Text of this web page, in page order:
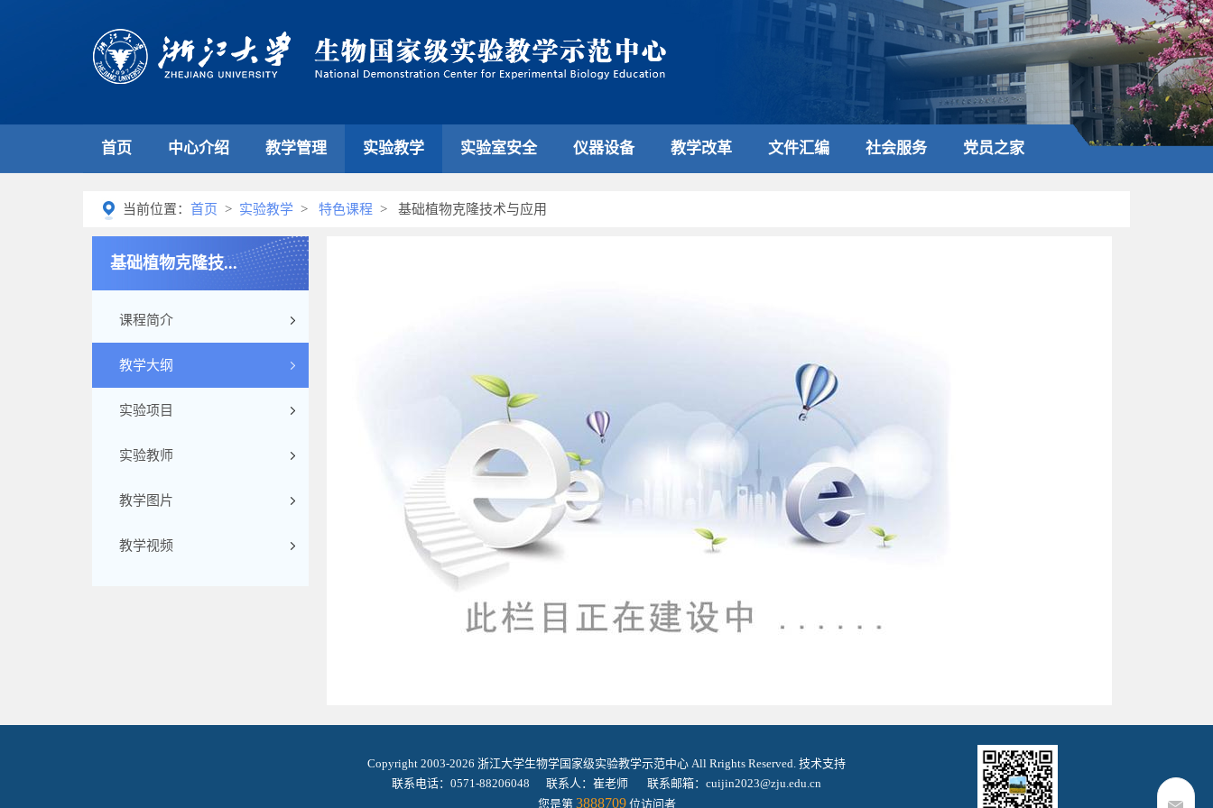
首页 中心介绍 教学管理 实验教学 实验室安全 仪器设备 教学改革 文件汇编 社会服务 党员之家
当前位置： 首页 > 实验教学 > 特色课程 > 基础植物克隆技术与应用
基础植物克隆技...
课程简介
教学大纲
实验项目
实验教师
教学图片
教学视频
Copyright 2003-2026 浙江大学生物学国家级实验教学示范中心 All Rrights Reserved. 技术支持
联系电话：0571-88206048 联系人：崔老师 联系邮箱：cuijin2023@zju.edu.cn
您是第 3888709位访问者